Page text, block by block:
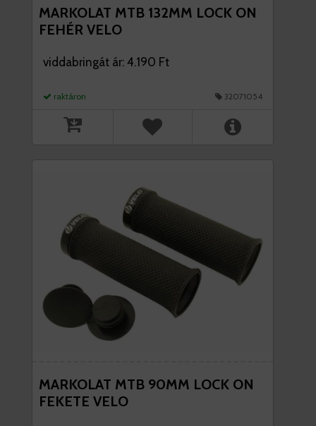
MARKOLAT MTB 132MM LOCK ON
FEHÉR VELO
viddabringát ár: 4.190 Ft
raktáron 32071054
MARKOLAT MTB 90MM LOCK ON
FEKETE VELO